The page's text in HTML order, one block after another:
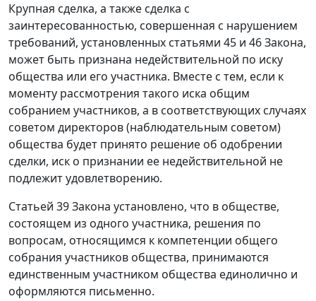
Крупная сделка, а также сделка с
заинтересованностью, совершенная с нарушением
требований, установленных статьями 45 и 46Закона,
может быть признана недействительной по иску
общества или его участника. Вместе с тем, если к
моменту рассмотрения такого иска общим
собранием участников, а в соответствующих случаях
советом директоров (наблюдательным советом)
общества будет принято решение об одобрении
сделки, иск о признании ее недействительной не
подлежит удовлетворению.
Статьей 39Закона установлено, что в обществе,
состоящем из одного участника, решения по
вопросам, относящимся к компетенции общего
собрания участников общества, принимаются
единственным участником общества единолично и
оформляются письменно.